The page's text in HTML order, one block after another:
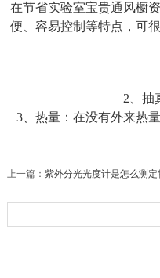
在节省实验室宝贵通风橱
便、容易控制等特点，可
2、抽
3、热量：在没有外来热
上一篇： 紫外分光光度计是怎么测定